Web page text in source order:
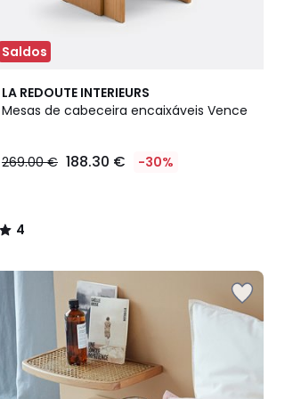
Saldos
LA REDOUTE INTERIEURS
Mesas de cabeceira encaixáveis Vence
269.00 € 188.30 € -30%
4
/
4
/